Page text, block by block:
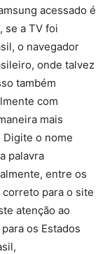
acessado é
se a TV foi
o navegador
onde talvez
também
com
mais
Digite o nome
palavra
entre os
para o site
atenção ao
os Estados